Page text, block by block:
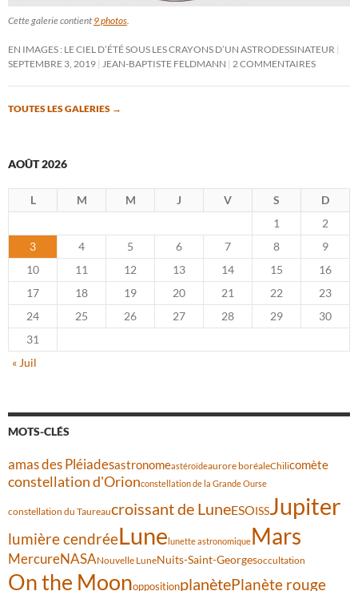
Cette galerie contient 9 photos
EN IMAGES : LE CIEL D’ÉTÉ SOUS LES CRAYONS D’UN ASTRODESSINATEUR
SEPTEMBRE 3, 2019
JEAN-BAPTISTE FELDMANN 2 COMMENTAIRES
TOUTES LES GALERIES →
AOÛT 2026
L M M J V S
D
1
2
3
4 5 6 7 8
9
10
11 12 13 14 15
16
17
18 19 20 21 22
23
24
25 26 27 28 29
30
31
« Juil
MOTS-CLÉS
amas des Pléiadesastronomeastéroïdeaurore boréaleChilicomète
constellation d'Orionconstellation de la Grande Ourse
constellation du Taureaucroissant de LuneESOISSJupiter
lumière cendréeLunelunette astronomiqueMars
MercureNASANouvelle LuneNuits-Saint-Georgesoccultation
On the MoonoppositionplanètePlanète rouge